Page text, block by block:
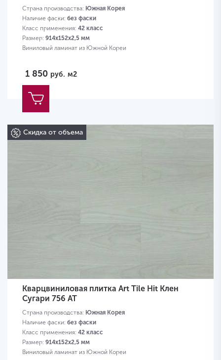
Страна производства: Южная Корея
Наличие фаски: без фаски
Класс применения: 42 класс
Размер: 914х152х2,5 мм
Виниловый ламинат из Южной Кореи
1 850 руб. м2
Скидка от объема
Кварцвиниловая плитка Art Tile Hit Клен
Сугари 756 AT
Страна производства: Южная Корея
Наличие фаски: без фаски
Класс применения: 42 класс
Размер: 914х152х2,5 мм
Виниловый ламинат из Южной Кореи